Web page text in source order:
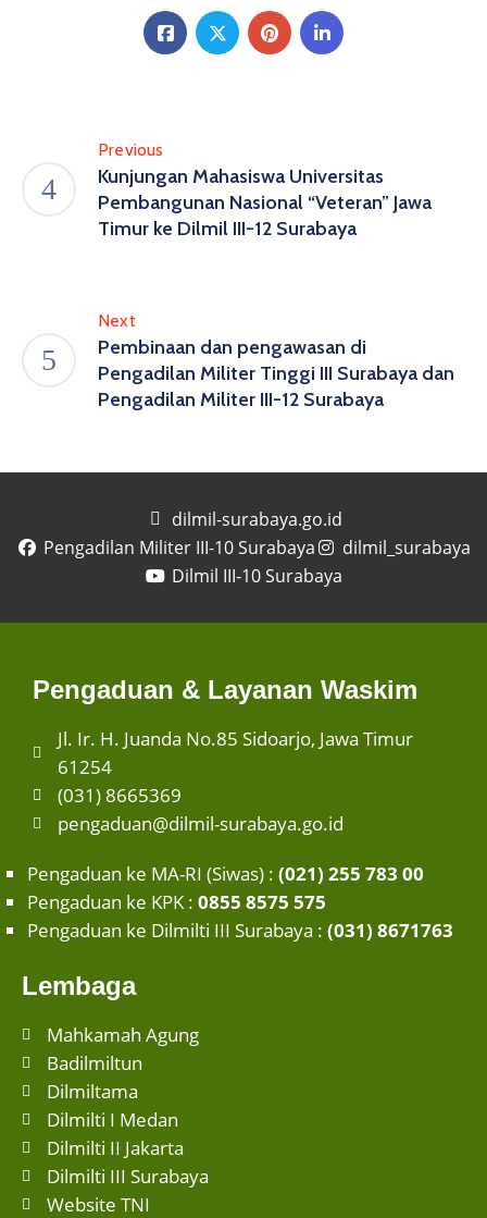
Previous
Kunjungan Mahasiswa Universitas
Pembangunan Nasional “Veteran” Jawa
Timur ke Dilmil III-12 Surabaya
Next
Pembinaan dan pengawasan di
Pengadilan Militer Tinggi III Surabaya dan
Pengadilan Militer III-12 Surabaya
dilmil-surabaya.go.id
Pengadilan Militer III-10 Surabaya
dilmil_surabaya
Dilmil III-10 Surabaya
Pengaduan & Layanan Waskim
Jl. Ir. H. Juanda No.85 Sidoarjo, Jawa Timur
61254
(031) 8665369
pengaduan@dilmil-surabaya.go.id
Pengaduan ke MA-RI (Siwas) : (021) 255 783 00
Pengaduan ke KPK : 0855 8575 575
Pengaduan ke Dilmilti III Surabaya : (031) 8671763
Lembaga
Mahkamah Agung
Badilmiltun
Dilmiltama
Dilmilti I Medan
Dilmilti II Jakarta
Dilmilti III Surabaya
Website TNI